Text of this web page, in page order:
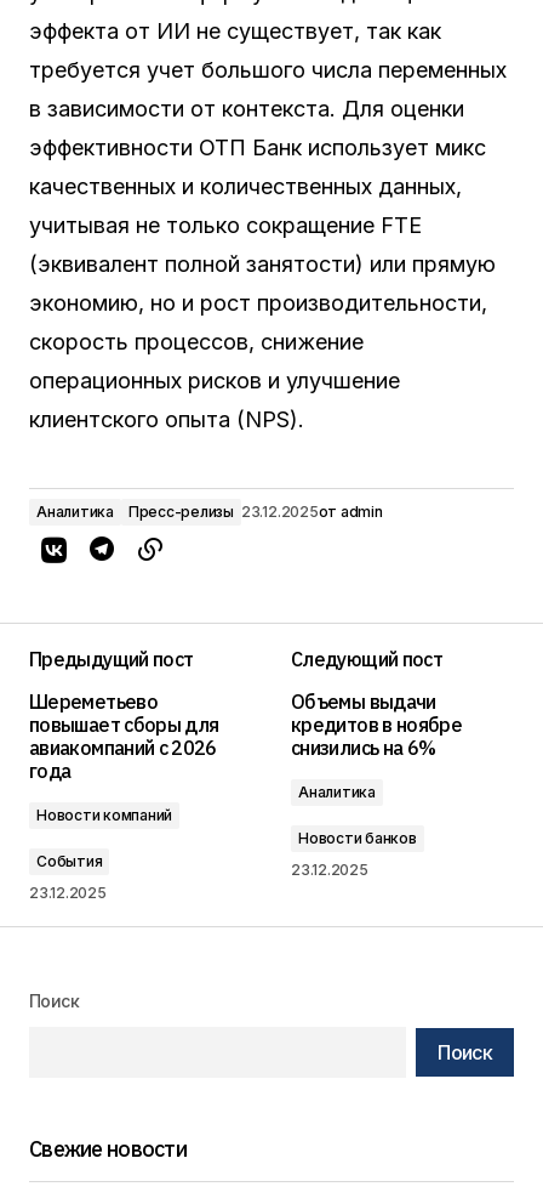
эффекта от ИИ не существует, так как
требуется учет большого числа переменных
в зависимости от контекста. Для оценки
эффективности ОТП Банк использует микс
качественных и количественных данных,
учитывая не только сокращение FTE
(эквивалент полной занятости) или прямую
экономию, но и рост производительности,
скорость процессов, снижение
операционных рисков и улучшение
клиентского опыта (NPS).
Аналитика Пресс-релизы 23.12.2025от admin
Предыдущий пост
Шереметьево
повышает сборы для
авиакомпаний с 2026
года
Новости компаний
События
23.12.2025
Следующий пост
Объемы выдачи
кредитов в ноябре
снизились на 6%
Аналитика
Новости банков
23.12.2025
Поиск
Поиск
Свежие новости